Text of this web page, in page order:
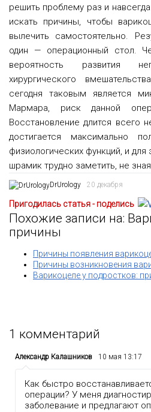
решить проблему раз и
искать причины, чтобы
вылечить самостоятельно.
один — операционный стол.
вероятность развития
хирургического
сегодня таковым является
Мармара, риск данной
Восстановление длится всего
достигается максимально
физиологических функций, и для
шрамик трудно заметить, не
DrUrology 20 декабря
Пригодилась статья - поделись
Похожие записи на:
причины
Причины появления
Причины возникновения
Варикоцеле у подростков:
1 комментарий
Александр Калашников 10 мая 13:17
Как быстро
операции? У меня
заболевание и предлагают